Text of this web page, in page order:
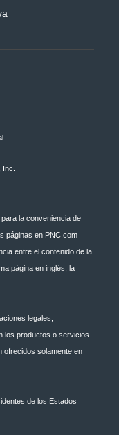
la conveniencia de
páginas en PNC.com
entre el contenido de la
página en inglés, la
legales,
los productos o servicios
ofrecidos solamente en
de los Estados